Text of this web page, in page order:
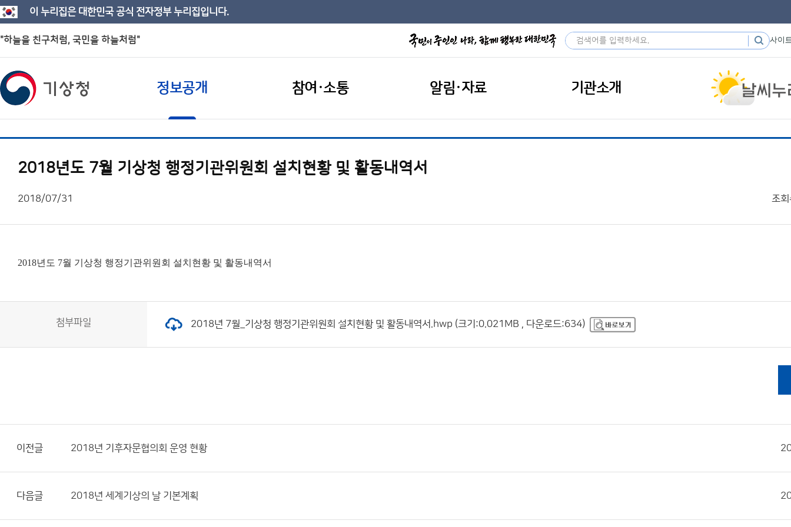
이 누리집은 대한민국 공식 전자정부 누리집입니다.
"하늘을 친구처럼, 국민을 하늘처럼" 사이
정보공개 참여·소통 알림·자료 기관소개
2018년도 7월 기상청 행정기관위원회 설치현황 및 활동내역서
2018/07/31 조회
2018년도 7월 기상청 행정기관위원회 설치현황 및 활동내역서
첨부파일 2018년 7월_기상청 행정기관위원회 설치현황 및 활동내역서.hwp (크기:0.021MB , 다운로드:634)
이전글 2018년 기후자문협의회 운영 현황
다음글 2018년 세계기상의 날 기본계획